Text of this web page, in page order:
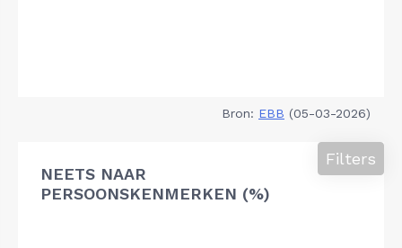
Bron: EBB (05-03-2026)
NEETS NAAR
PERSOONSKENMERKEN (%)
Filters